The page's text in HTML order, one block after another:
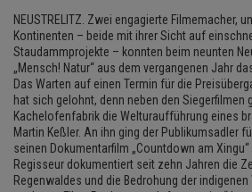
NEUSTRELITZ. Zwei engagierte Filmemacher,
Kontinenten – beide mit ihrer Sicht auf
Staudammprojekte – konnten beim neunten
„Mensch! Natur“ aus dem vergangenen Jahr
Das Warten auf einen Termin für die
hat sich gelohnt, denn neben den Siegerfilmen
Kachelofenfabrik die Welturaufführung eines
Martin Keßler. An ihn ging der Publikumsadler
seinen Dokumentarfilm „Countdown am
Regisseur dokumentiert seit zehn Jahren die
Regenwaldes und die Bedrohung der indigenen